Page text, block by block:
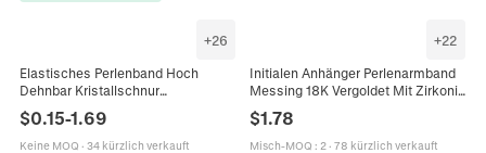
+26
Elastisches Perlenband Hoch
Dehnbar Kristallschnur
Schmuck Armband Herstellung
Handwerk
$0.15-1.69
Keine MOQ · 34 kürzlich verkauft
+22
Initialen Anhänger Perlenarmband
Messing 18K Vergoldet Mit Zirkonia
Damen
$1.78
Misch-MOQ : 2· 78 kürzlich verkauft